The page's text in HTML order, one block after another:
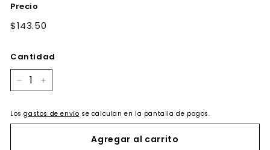
Precio
Precio
$143.50
Cantidad
Losgastos de envío se calculan en la pantalla de pagos.
Agregar al carrito